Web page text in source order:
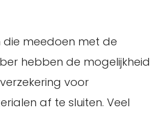
meedoen met de
hebben de mogelijkheid
voor
af te sluiten. Veel